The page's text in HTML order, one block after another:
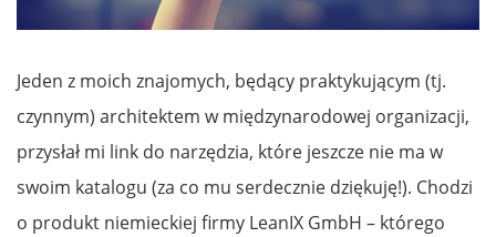
Jeden z moich znajomych, będący praktykującym (tj.
czynnym) architektem w międzynarodowej organizacji,
przysłał mi link do narzędzia, które jeszcze nie ma w
swoim katalogu (za co mu serdecznie dziękuję!). Chodzi
o produkt niemieckiej firmy LeanIX GmbH – którego